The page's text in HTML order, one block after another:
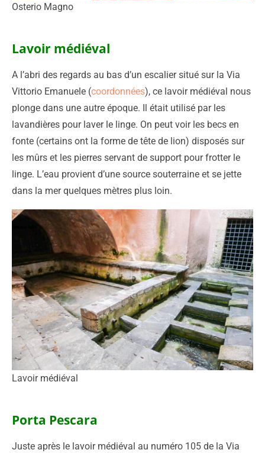
Osterio Magno
Lavoir médiéval
A l’abri des regards au bas d’un escalier situé sur la Via
Vittorio Emanuele (coordonnées), ce lavoir médiéval nous
plonge dans une autre époque. Il était utilisé par les
lavandières pour laver le linge. On peut voir les becs en
fonte (certains ont la forme de tête de lion) disposés sur
les mûrs et les pierres servant de support pour frotter le
linge. L’eau provient d’une source souterraine et se jette
dans la mer quelques mètres plus loin.
Lavoir médiéval
Porta Pescara
Juste après le lavoir médiéval au numéro 105 de la Via